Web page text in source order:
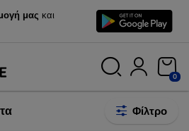
μας και
0
Φίλτρο